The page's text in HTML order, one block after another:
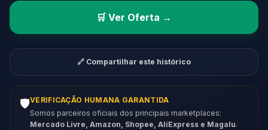
🛒 Ver Oferta →
🔗 Compartilhar este histórico
🛡️VERIFICAÇÃO HUMANA GARANTIDA
Somos parceiros oficiais dos principais marketplaces:
Mercado Livre, Amazon, Shopee, AliExpress e Magalu.